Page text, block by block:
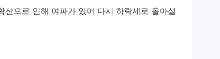
으로 인해 여파가 있어 다시 하락세로 돌아설